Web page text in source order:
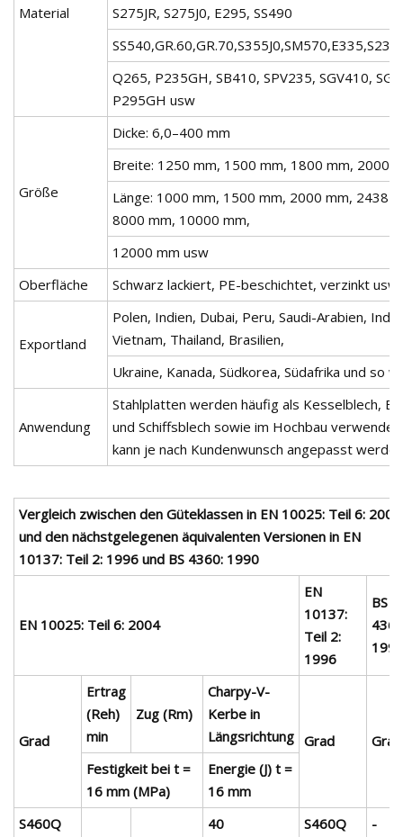
Material
S275JR, S275J0, E295, SS490
Q265, P235GH, SB410, SPV235, SGV410,
P295GH usw
Größe
Dicke: 6,0–400 mm
Breite: 1250 mm, 1500 mm, 1800 mm, 2000
Länge: 1000 mm, 1500 mm, 2000 mm, 2438
8000 mm, 10000 mm,
12000 mm usw
Oberfläche
Schwarz lackiert, PE-beschichtet, verzinkt usw
Exportland
Polen, Indien, Dubai, Peru, Saudi-Arabien,
Vietnam, Thailand, Brasilien,
Ukraine, Kanada, Südkorea, Südafrika und so
Anwendung
Stahlplatten werden häufig als Kesselblech,
und Schiffsblech sowie im Hochbau
kann je nach Kundenwunsch angepasst
Vergleich zwischen den Güteklassen in EN 10025: Teil 6: 2004
und den nächstgelegenen äquivalenten Versionen in EN
10137: Teil 2: 1996 und BS 4360: 1990
EN 10025: Teil 6: 2004
EN
10137:
Teil 2:
1996
BS
1990
Grad
Ertrag
(Reh)
min
Zug (Rm)
Charpy-V-
Kerbe in
Längsrichtung Grad
Grad
Festigkeit bei t =
16 mm (MPa)
Energie (J) t =
16 mm
S460Q
40 S460Q
-